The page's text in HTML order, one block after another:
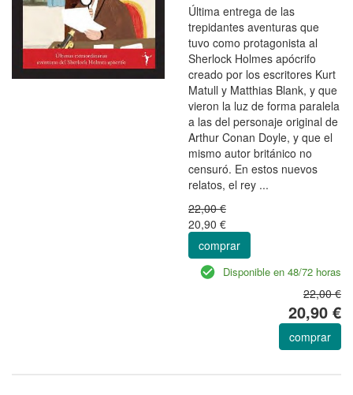
Última entrega de las
trepidantes aventuras que
tuvo como protagonista al
Sherlock Holmes apócrifo
creado por los escritores Kurt
Matull y Matthias Blank, y que
vieron la luz de forma paralela
a las del personaje original de
Arthur Conan Doyle, y que el
mismo autor británico no
censuró. En estos nuevos
relatos, el rey ...
22,00 €
20,90 €
comprar
Disponible en 48/72 horas
22,00 €
20,90 €
comprar